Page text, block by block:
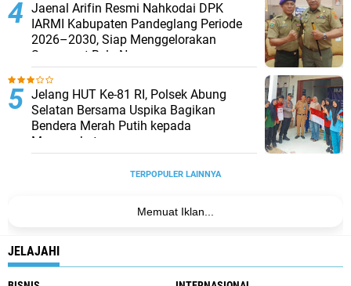
Jaenal Arifin Resmi Nahkodai DPK
IARMI Kabupaten Pandeglang Periode
2026–2030, Siap Menggelorakan
Semangat Bela Negara
Jelang HUT Ke-81 RI, Polsek Abung
Selatan Bersama Uspika Bagikan
Bendera Merah Putih kepada
Masyarakat
TERPOPULER LAINNYA
Memuat Iklan...
JELAJAHI